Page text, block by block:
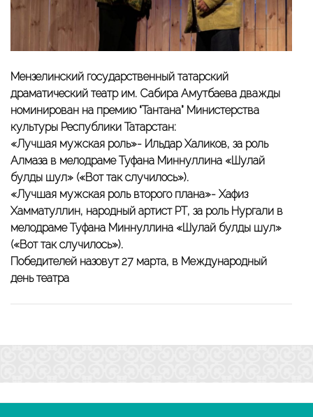
Мензелинский государственный татарский
драматический театр им. Сабира Амутбаева дважды
номинирован на премию “Тантана” Министерства
культуры Республики Татарстан:
«Лучшая мужская роль»- Ильдар Халиков, за роль
Алмаза в мелодраме Туфана Миннуллина «Шулай
булды шул» («Вот так случилось»).
«Лучшая мужская роль второго плана»- Хафиз
Хамматуллин, народный артист РТ, за роль Нургали в
мелодраме Туфана Миннуллина «Шулай булды шул»
(«Вот так случилось»).
Победителей назовут 27 марта, в Международный
день театра